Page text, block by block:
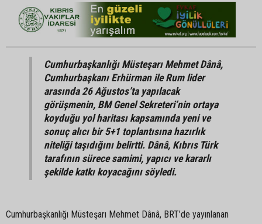
Cumhurbaşkanlığı Müsteşarı Mehmet Dânâ,
Cumhurbaşkanı Erhürman ile Rum lider
arasında 26 Ağustos’ta yapılacak
görüşmenin, BM Genel Sekreteri’nin ortaya
koyduğu yol haritası kapsamında yeni ve
sonuç alıcı bir 5+1 toplantısına hazırlık
niteliği taşıdığını belirtti. Dânâ, Kıbrıs Türk
tarafının sürece samimi, yapıcı ve kararlı
şekilde katkı koyacağını söyledi.
Cumhurbaşkanlığı Müsteşarı Mehmet Dânâ, BRT’de yayınlanan